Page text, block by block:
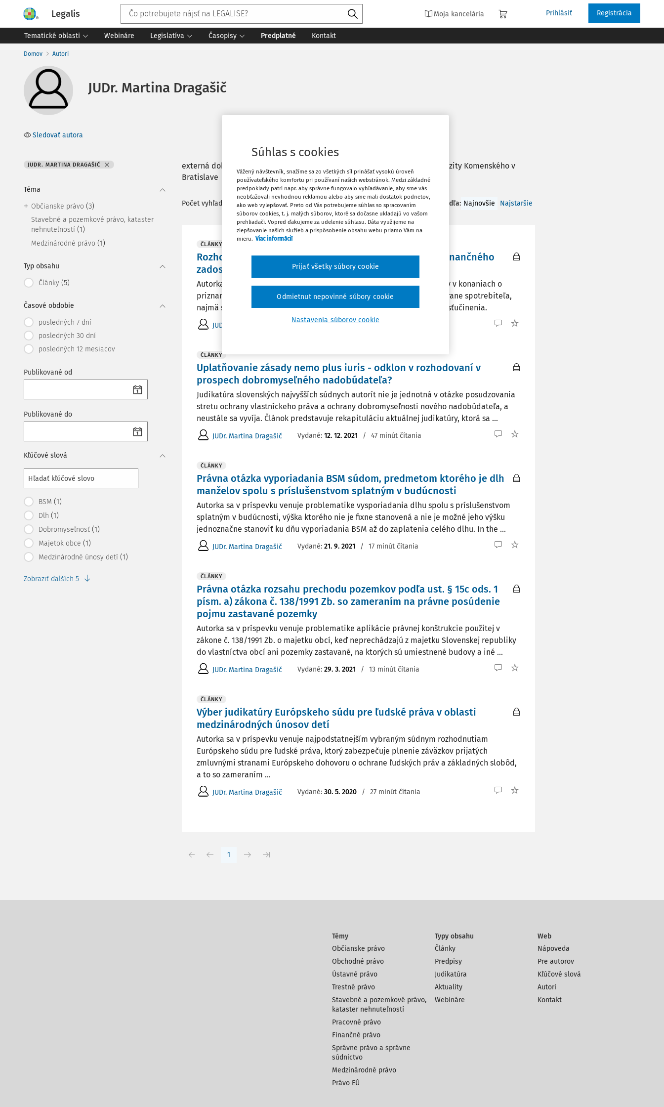
Legalis Moja kancelária Prihlásiť Registrácia
Tematické oblasti Webináre Legislatíva Časopisy Predplatné Kontakt
Domov Autori
JUDr. Martina Dragašič
Sledovať autora
JUDR. MARTINA DRAGAŠIČ
Téma
Občianske právo (3)
Stavebné a pozemkové právo, kataster
nehnuteľností (1)
Medzinárodné právo (1)
Typ obsahu
Články (5)
Časové obdobie
posledných 7 dní
posledných 30 dní
posledných 12 mesiacov
Publikované od
Publikované do
Kľúčové slová
BSM (1)
Dlh (1)
Dobromyseľnosť (1)
Majetok obce (1)
Medzinárodné únosy detí (1)
Zobraziť ďalších 5
externá doktorandka Katedry občianskeho práva Právnickej fakulty Univerzity Komenského v
Bratislave
Počet vyhľadaných dokumentov:5 Zoradiť podľa: Najnovšie Najstaršie
ČLÁNKY
Rozhodovacia prax súdov pri priznávaní primeraného finančného
zadosťučinenia spotrebiteľom
Autorka sa v príspevku venuje problematike rozhodovacej praxe súdov v konaniach o
priznanie finančného zadosťučinenia podľa ust.§ 3 ods.5 zákona o ochrane spotrebiteľa,
najmä s prihliadnutím na určenie výšky primeraného finančného zadosťučinenia.
JUDr. Martina Dragašič Vydané:9. 6. 2022 / 22 minút čítania
ČLÁNKY
Uplatňovanie zásady nemo plus iuris - odklon v rozhodovaní v
prospech dobromyseľného nadobúdateľa?
Judikatúra slovenských najvyšších súdnych autorít nie je jednotná v otázke posudzovania
stretu ochrany vlastníckeho práva a ochrany dobromyseľnosti nového nadobúdateľa, a
neustále sa vyvíja. Článok predstavuje rekapituláciu aktuálnej judikatúry, ktorá sa ...
JUDr. Martina Dragašič Vydané: 12. 12. 2021 / 47 minút čítania
ČLÁNKY
Právna otázka vyporiadania BSM súdom, predmetom ktorého je dlh
manželov spolu s príslušenstvom splatným v budúcnosti
Autorka sa v príspevku venuje problematike vysporiadania dlhu spolu s príslušenstvom
splatným v budúcnosti, výška ktorého nie je fixne stanovená a nie je možné jeho výšku
jednoznačne stanoviť ku dňu vyporiadania BSM až do zaplatenia celého dlhu. In the ...
JUDr. Martina Dragašič Vydané: 21. 9. 2021 / 17 minút čítania
ČLÁNKY
Právna otázka rozsahu prechodu pozemkov podľa ust. § 15c ods. 1
písm. a) zákona č. 138/1991 Zb. so zameraním na právne posúdenie
pojmu zastavané pozemky
Autorka sa v príspevku venuje problematike aplikácie právnej konštrukcie použitej v
zákone č. 138/1991 Zb. o majetku obcí, keď neprechádzajú z majetku Slovenskej republiky
do vlastníctva obcí ani pozemky zastavané, na ktorých sú umiestnené budovy a iné ...
JUDr. Martina Dragašič Vydané: 29. 3. 2021 / 13 minút čítania
ČLÁNKY
Výber judikatúry Európskeho súdu pre ľudské práva v oblasti
medzinárodných únosov detí
Autorka sa v príspevku venuje najpodstatnejším vybraným súdnym rozhodnutiam
Európskeho súdu pre ľudské práva, ktorý zabezpečuje plnenie záväzkov prijatých
zmluvnými stranami Európskeho dohovoru o ochrane ľudských práv a základných slobôd,
a to so zameraním ...
JUDr. Martina Dragašič Vydané: 30. 5. 2020 / 27 minút čítania
1
Témy
Občianske právo
Obchodné právo
Ústavné právo
Trestné právo
Stavebné a pozemkové právo,
kataster nehnuteľností
Pracovné právo
Finančné právo
Správne právo a správne
súdnictvo
Medzinárodné právo
Právo EÚ
Typy obsahu
Články
Predpisy
Judikatúra
Aktuality
Webináre
Web
Nápoveda
Pre autorov
Kľúčové slová
Autori
Kontakt
Súhlas s cookies
Vážený návštevník, snažíme sa zo všetkých síl prinášať vysokú úroveň
používateľského komfortu pri používaní našich webstránok. Medzi základné
predpoklady patrí napr. aby správne fungovalo vyhľadávanie, aby sme vás
neobťažovali nevhodnou reklamou alebo aby sme mali dostatok podnetov,
ako web vylepšovať. Preto od Vás potrebujeme súhlas so spracovaním
súborov cookies, t. j. malých súborov, ktoré sa dočasne ukladajú vo vašom
prehliadači. Vopred ďakujeme za udelenie súhlasu. Dáta využijeme na
zlepšovanie našich služieb a prispôsobenie obsahu webu priamo Vám na
mieru. Viac informácií
Nastavenia súborov cookie
Odmietnut nepovinné súbory cookie
Prijať všetky súbory cookie